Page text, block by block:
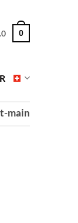
0
main